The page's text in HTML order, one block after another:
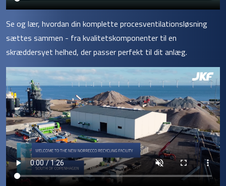
Se og lær, hvordan din komplette procesventilationsløsning
sættes sammen - fra kvalitetskomponenter til en
skræddersyet helhed, der passer perfekt til dit anlæg.